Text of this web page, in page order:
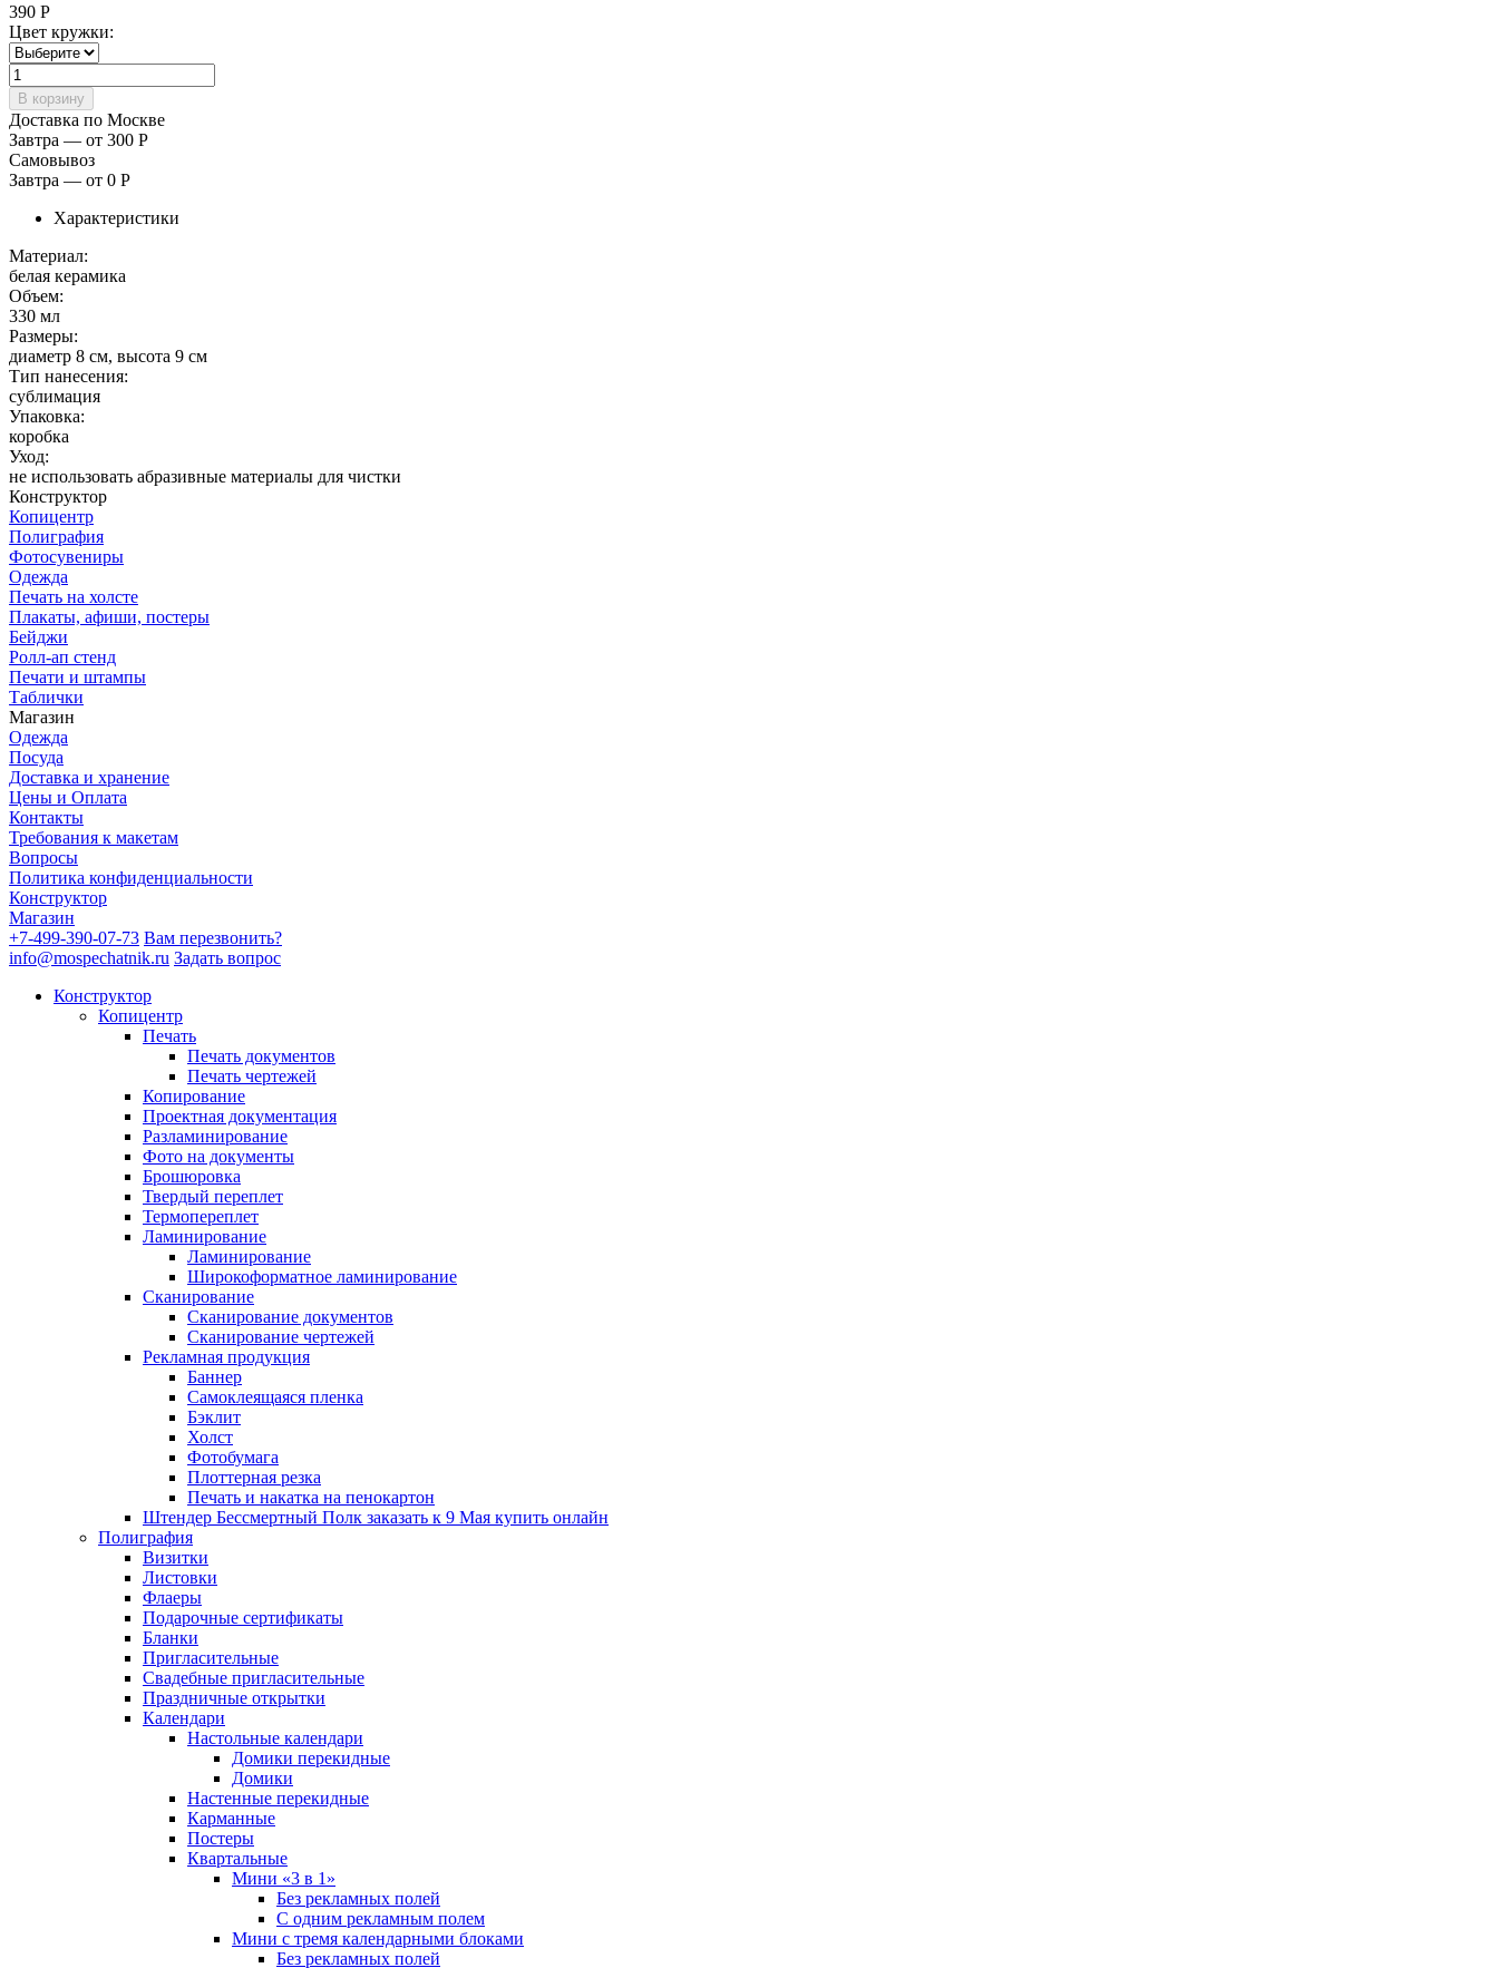
390 Р
Цвет кружки:
Доставка по Москве
Завтра — от 300 Р
Самовывоз
Завтра — от 0 Р
Характеристики
Материал:
белая керамика
Объем:
330 мл
Размеры:
диаметр 8 см, высота 9 см
Тип нанесения:
сублимация
Упаковка:
коробка
Уход:
не использовать абразивные материалы для чистки
Конструктор
Копицентр
Полиграфия
Фотосувениры
Одежда
Печать на холсте
Плакаты, афиши, постеры
Бейджи
Ролл-ап стенд
Печати и штампы
Таблички
Магазин
Одежда
Посуда
Доставка и хранение
Цены и Оплата
Контакты
Требования к макетам
Вопросы
Политика конфиденциальности
Конструктор
Магазин
+7-499-390-07-73 Вам перезвонить?
info@mospechatnik.ru Задать вопрос
Конструктор
Копицентр
Печать
Печать документов
Печать чертежей
Копирование
Проектная документация
Разламинирование
Фото на документы
Брошюровка
Твердый переплет
Термопереплет
Ламинирование
Ламинирование
Широкоформатное ламинирование
Сканирование
Сканирование документов
Сканирование чертежей
Рекламная продукция
Баннер
Самоклеящаяся пленка
Бэклит
Холст
Фотобумага
Плоттерная резка
Печать и накатка на пенокартон
Штендер Бессмертный Полк заказать к 9 Мая купить онлайн
Полиграфия
Визитки
Листовки
Флаеры
Подарочные сертификаты
Бланки
Пригласительные
Свадебные пригласительные
Праздничные открытки
Календари
Настольные календари
Домики перекидные
Домики
Настенные перекидные
Карманные
Постеры
Квартальные
Мини «3 в 1»
Без рекламных полей
С одним рекламным полем
Мини с тремя календарными блоками
Без рекламных полей